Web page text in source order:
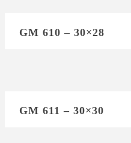
GM 610 – 30×28
GM 611 – 30×30